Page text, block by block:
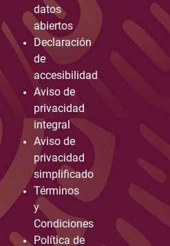
datos
abiertos
Declaración
de
accesibilidad
Aviso de
privacidad
integral
Aviso de
privacidad
simplificado
Términos
y
Condiciones
Política de